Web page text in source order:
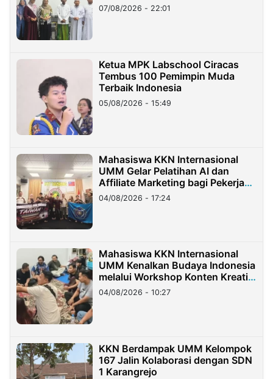
07/08/2026 - 22:01
Ketua MPK Labschool Ciracas
Tembus 100 Pemimpin Muda
Terbaik Indonesia
05/08/2026 - 15:49
Mahasiswa KKN Internasional
UMM Gelar Pelatihan AI dan
Affiliate Marketing bagi Pekerja
Migran Indonesia di Taiwan
04/08/2026 - 17:24
Mahasiswa KKN Internasional
UMM Kenalkan Budaya Indonesia
melalui Workshop Konten Kreatif
di Taiwan
04/08/2026 - 10:27
KKN Berdampak UMM Kelompok
167 Jalin Kolaborasi dengan SDN
1 Karangrejo